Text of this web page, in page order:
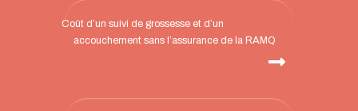
Coût d’un suivi de grossesse et d’un
accouchement sans l’assurance de la RAMQ